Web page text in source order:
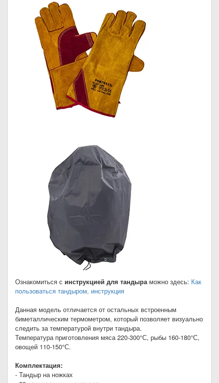
Ознакомиться с инструкцией для тандыра можно здесь: Как
пользоваться тандыром, инструкция
Данная модель отличается от остальных встроенным
биметаллическим термометром, который позволяет визуально
следить за температурой внутри тандыра.
Температура приготовления мяса 220-300°С, рыбы 160-180°С,
овощей 110-150°С.
Комплектация:
- Тандыр на ножках